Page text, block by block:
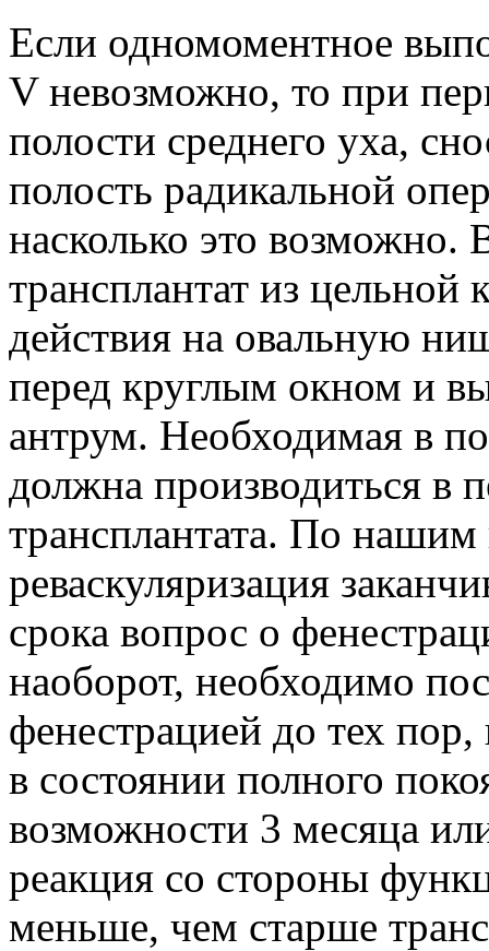
Если одномоментное
V невозможно, то при
полости среднего уха,
полость радикальной
насколько это возможно.
трансплантат из цельной
действия на овальную
перед круглым окном и
антрум. Необходимая в
должна производиться в
трансплантата. По нашим
реваскуляризация
срока вопрос о
наоборот, необходимо
фенестрацией до тех пор,
в состоянии полного
возможности 3 месяца
реакция со стороны
меньше, чем старше